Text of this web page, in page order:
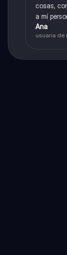
cosas,
a mí
Ana
usuaria de